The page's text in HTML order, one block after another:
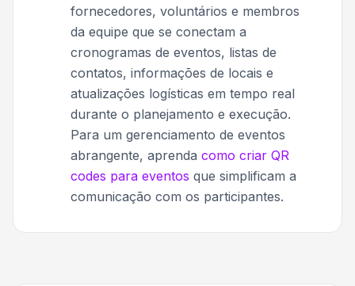
fornecedores, voluntários e membros
da equipe que se conectam a
cronogramas de eventos, listas de
contatos, informações de locais e
atualizações logísticas em tempo real
durante o planejamento e execução.
Para um gerenciamento de eventos
abrangente, aprenda como criar QR
codes para eventos que simplificam a
comunicação com os participantes.